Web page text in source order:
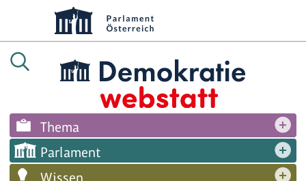
Thema
Parlament
Wissen